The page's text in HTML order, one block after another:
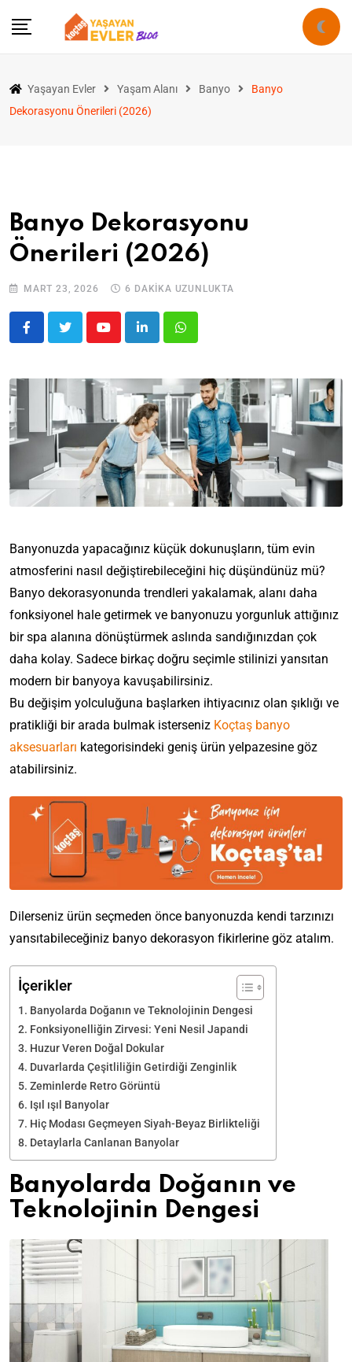
Yaşayan Evler Yaşam Alanı Banyo
Banyo
Dekorasyonu Önerileri (2026)
Banyo Dekorasyonu
Önerileri (2026)
MART 23, 2026 6 DAKIKA UZUNLUKTA
Banyonuzda yapacağınız küçük dokunuşların, tüm evin
atmosferini nasıl değiştirebileceğini hiç düşündünüz mü?
Banyo dekorasyonunda trendleri yakalamak, alanı daha
fonksiyonel hale getirmek ve banyonuzu yorgunluk attığınız
bir spa alanına dönüştürmek aslında sandığınızdan çok
daha kolay. Sadece birkaç doğru seçimle stilinizi yansıtan
modern bir banyoya kavuşabilirsiniz.
Bu değişim yolculuğuna başlarken ihtiyacınız olan şıklığı ve
pratikliği bir arada bulmak isterseniz Koçtaş banyo
aksesuarları kategorisindeki geniş ürün yelpazesine göz
atabilirsiniz.
Dilerseniz ürün seçmeden önce banyonuzda kendi tarzınızı
yansıtabileceğiniz banyo dekorasyon fikirlerine göz atalım.
İçerikler
Banyolarda Doğanın ve Teknolojinin Dengesi
Fonksiyonelliğin Zirvesi: Yeni Nesil Japandi
Huzur Veren Doğal Dokular
Duvarlarda Çeşitliliğin Getirdiği Zenginlik
Zeminlerde Retro Görüntü
Işıl ışıl Banyolar
Hiç Modası Geçmeyen Siyah-Beyaz Birlikteliği
Detaylarla Canlanan Banyolar
Banyolarda Doğanın ve
Teknolojinin Dengesi